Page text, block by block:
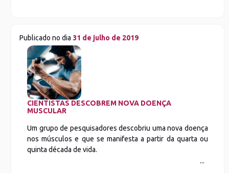
Publicado no dia 31 de julho de 2019
CIENTISTAS DESCOBREM NOVA DOENÇA
MUSCULAR
Um grupo de pesquisadores descobriu uma nova doença
nos músculos e que se manifesta a partir da quarta ou
quinta década de vida.